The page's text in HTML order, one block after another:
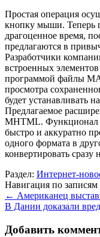
Простая операция
кнопку мыши. Теперь
драгоценное время,
предлагаются в
Разработчики
встроенных
программой файлы
просмотра
будет устанавливать
Предлагаемое
MHTML. Функционал
быстро и аккуратно
одного формата в
конвертировать
Раздел: Интернет-
Навигация по записям
← Американец
В Дании доказали
Добавить